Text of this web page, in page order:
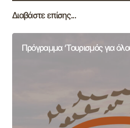
Διαβάστε επίσης...
Πρόγραμμα ‘Τουρισμός για